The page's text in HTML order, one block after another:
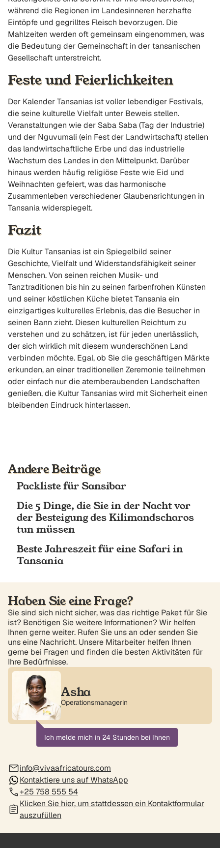
während die Regionen im Landesinneren herzhafte
Eintöpfe und gegrilltes Fleisch bevorzugen. Die
Mahlzeiten werden oft gemeinsam eingenommen, was
die Bedeutung der Gemeinschaft in der tansanischen
Gesellschaft unterstreicht.
Feste und Feierlichkeiten
Der Kalender Tansanias ist voller lebendiger Festivals,
die seine kulturelle Vielfalt unter Beweis stellen.
Veranstaltungen wie der Saba Saba (Tag der Industrie)
und der Nguvumali (ein Fest der Landwirtschaft) stellen
das landwirtschaftliche Erbe und das industrielle
Wachstum des Landes in den Mittelpunkt. Darüber
hinaus werden häufig religiöse Feste wie Eid und
Weihnachten gefeiert, was das harmonische
Zusammenleben verschiedener Glaubensrichtungen in
Tansania widerspiegelt.
Fazit
Die Kultur Tansanias ist ein Spiegelbild seiner
Geschichte, Vielfalt und Widerstandsfähigkeit seiner
Menschen. Von seinen reichen Musik- und
Tanztraditionen bis hin zu seinen farbenfrohen Künsten
und seiner köstlichen Küche bietet Tansania ein
einzigartiges kulturelles Erlebnis, das die Besucher in
seinen Bann zieht. Diesen kulturellen Reichtum zu
verstehen und zu schätzen, ist für jeden unerlässlich,
der sich wirklich mit diesem wunderschönen Land
verbinden möchte. Egal, ob Sie die geschäftigen Märkte
erkunden, an einer traditionellen Zeremonie teilnehmen
oder einfach nur die atemberaubenden Landschaften
genießen, die Kultur Tansanias wird mit Sicherheit einen
bleibenden Eindruck hinterlassen.
Andere Beiträge
Packliste für Sansibar
Die 5 Dinge, die Sie in der Nacht vor
der Besteigung des Kilimandscharos
tun müssen
Beste Jahreszeit für eine Safari in
Tansania
Haben Sie eine Frage?
Sie sind sich nicht sicher, was das richtige Paket für Sie
ist? Benötigen Sie weitere Informationen? Wir helfen
Ihnen gerne weiter. Rufen Sie uns an oder senden Sie
uns eine Nachricht. Unsere Mitarbeiter helfen Ihnen
gerne bei Fragen und finden die besten Aktivitäten für
Ihre Bedürfnisse.
Asha
Operationsmanagerin
Ich melde mich in 24 Stunden bei Ihnen
info@vivaafricatours.com
Kontaktiere uns auf WhatsApp
+25 758 555 54
Klicken Sie hier, um stattdessen ein Kontaktformular
auszufüllen